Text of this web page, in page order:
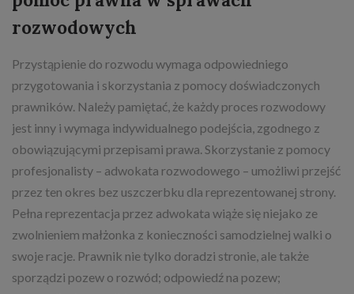
rozwodowych
Przystąpienie do rozwodu wymaga odpowiedniego
przygotowania i skorzystania z pomocy doświadczonych
prawników. Należy pamiętać, że każdy proces rozwodowy
jest inny i wymaga indywidualnego podejścia, zgodnego z
obowiązującymi przepisami prawa. Skorzystanie z pomocy
profesjonalisty – adwokata rozwodowego – umożliwi przejść
przez ten okres bez uszczerbku dla reprezentowanej strony.
Pełna reprezentacja przez adwokata wiąże się niejako ze
zwolnieniem małżonka z konieczności samodzielnej walki o
swoje racje. Prawnik nie tylko doradzi stronie, ale także
sporządzi pozew o rozwód; odpowiedź na pozew;